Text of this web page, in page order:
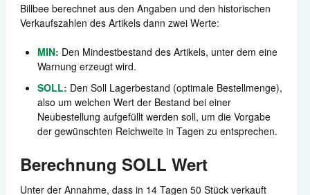
Billbee berechnet aus den Angaben und den historischen
Verkaufszahlen des Artikels dann zwei Werte:
MIN: Den Mindestbestand des Artikels, unter dem eine
Warnung erzeugt wird.
SOLL: Den Soll Lagerbestand (optimale Bestellmenge),
also um welchen Wert der Bestand bei einer
Neubestellung aufgefüllt werden soll, um die Vorgabe
der gewünschten Reichweite in Tagen zu entsprechen.
Berechnung SOLL Wert
Unter der Annahme, dass in 14 Tagen 50 Stück verkauft